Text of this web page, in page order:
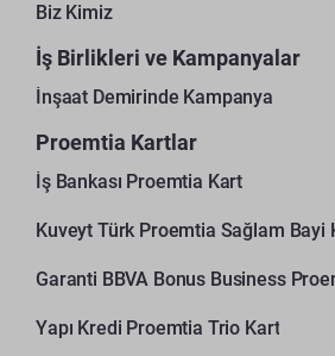
Biz Kimiz
İş Birlikleri ve Kampanyalar
İnşaat Demirinde Kampanya
Proemtia Kartlar
İş Bankası Proemtia Kart
Kuveyt Türk Proemtia Sağlam Bayi
Garanti BBVA Bonus Business
Yapı Kredi Proemtia Trio Kart